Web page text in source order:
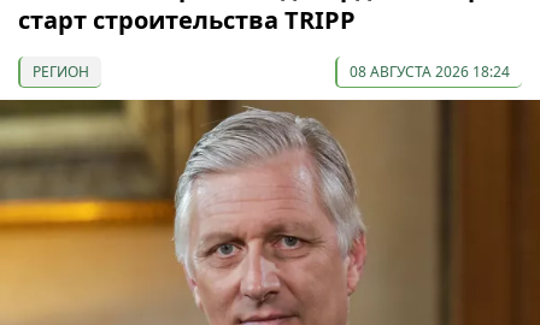
старт строительства TRIPP
РЕГИОН 08 АВГУСТА 2026 18:24